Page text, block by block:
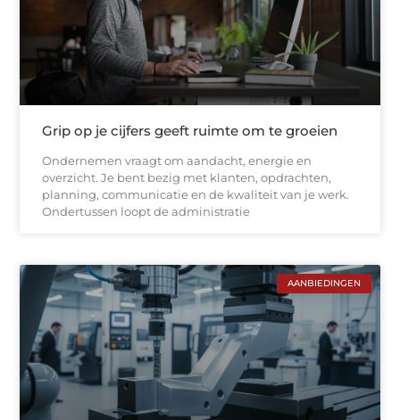
Grip op je cijfers geeft ruimte om te groeien
Ondernemen vraagt om aandacht, energie en
overzicht. Je bent bezig met klanten, opdrachten,
planning, communicatie en de kwaliteit van je werk.
Ondertussen loopt de administratie
AANBIEDINGEN